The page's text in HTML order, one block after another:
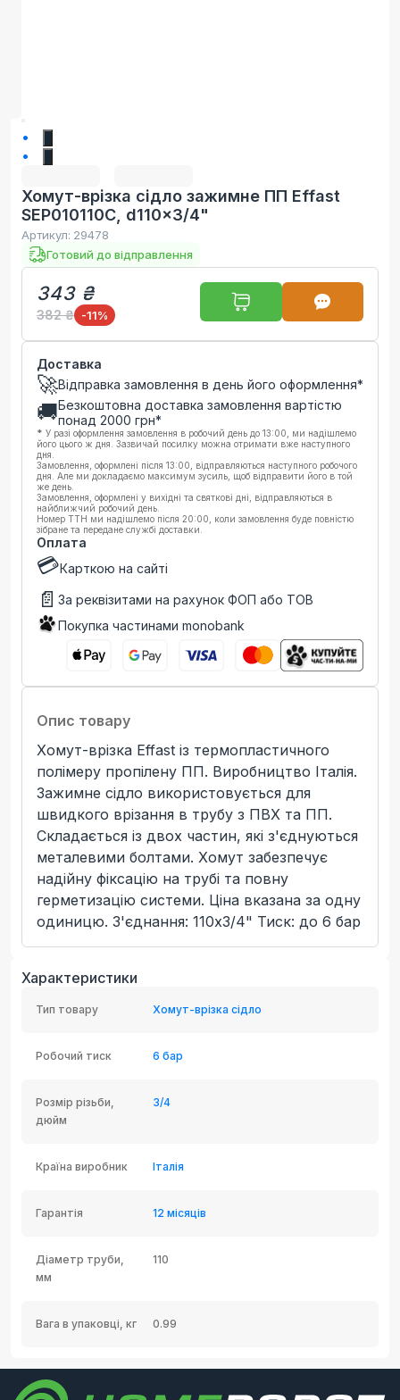
Хомут-врізка сідло зажимне ПП Effast
SEP010110C, d110x3/4"
Артикул: 29478
Готовий до відправлення
343 ₴
382 ₴ -11%
Доставка
🚀Відправка замовлення в день його оформлення*
🚚Безкоштовна доставка замовлення вартістю
понад 2000 грн*
* У разі оформлення замовлення в робочий день до 13:00, ми надішлемо
його цього ж дня. Зазвичай посилку можна отримати вже наступного
дня.
Замовлення, оформлені після 13:00, відправляються наступного робочого
дня. Але ми докладаємо максимум зусиль, щоб відправити його в той
же день.
Замовлення, оформлені у вихідні та святкові дні, відправляються в
найближчий робочий день.
Номер ТТН ми надішлемо після 20:00, коли замовлення буде повністю
зібране та передане службі доставки.
Оплата
💳Карткою на сайті
📄 За реквізитами на рахунок ФОП або ТОВ
Покупка частинами monobank
Опис товару
Хомут-врізка Effast із термопластичного
полімеру пропілену ПП. Виробництво Італія.
Зажимне сідло використовується для
швидкого врізання в трубу з ПВХ та ПП.
Складається із двох частин, які з'єднуються
металевими болтами. Хомут забезпечує
надійну фіксацію на трубі та повну
герметизацію системи. Ціна вказана за одну
одиницю. З'єднання: 110x3/4" Тиск: до 6 бар
Характеристики
Тип товару Хомут-врізка сідло
Робочий тиск 6 бар
Розмір різьби,
дюйм
3/4
Країна виробник Італія
Гарантія 12 місяців
Діаметр труби,
мм
110
Вага в упаковці, кг 0.99